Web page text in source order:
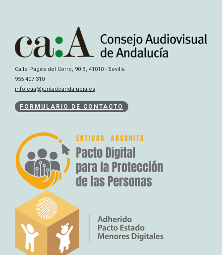
Calle Pagés del Corro, 90 B, 41010 - Sevilla
955 407 310
info.caa@juntadeandalucia.es
FORMULARIO DE CONTACTO